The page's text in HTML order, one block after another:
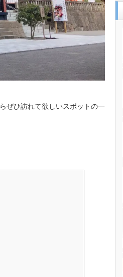
ぜひ訪れて欲しいスポットの一